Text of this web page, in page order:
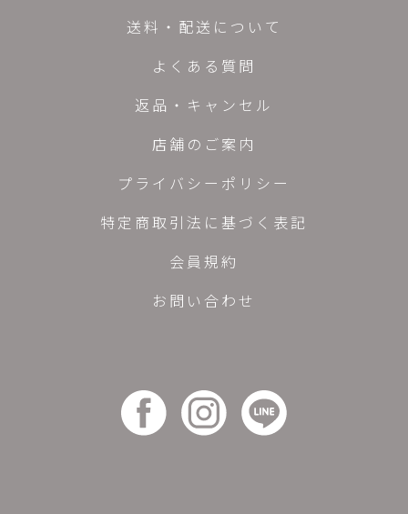
送料・配送について
よくある質問
返品・キャンセル
店舗のご案内
プライバシーポリシー
特定商取引法に基づく表記
会員規約
お問い合わせ